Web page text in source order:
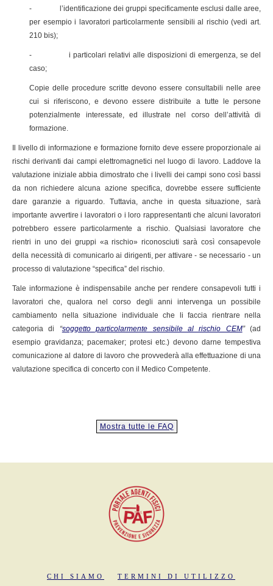
- l’identificazione dei gruppi specificamente esclusi dalle aree,
per esempio i lavoratori particolarmente sensibili al rischio (vedi art.
210 bis);
- i particolari relativi alle disposizioni di emergenza, se del
caso;
Copie delle procedure scritte devono essere consultabili nelle aree
cui si riferiscono, e devono essere distribuite a tutte le persone
potenzialmente interessate, ed illustrate nel corso dell’attività di
formazione.
Il livello di informazione e formazione fornito deve essere proporzionale ai
rischi derivanti dai campi elettromagnetici nel luogo di lavoro. Laddove la
valutazione iniziale abbia dimostrato che i livelli dei campi sono così bassi
da non richiedere alcuna azione specifica, dovrebbe essere sufficiente
dare garanzie a riguardo. Tuttavia, anche in questa situazione, sarà
importante avvertire i lavoratori o i loro rappresentanti che alcuni lavoratori
potrebbero essere particolarmente a rischio. Qualsiasi lavoratore che
rientri in uno dei gruppi «a rischio» riconosciuti sarà così consapevole
della necessità di comunicarlo ai dirigenti, per attivare - se necessario - un
processo di valutazione “specifica” del rischio.
Tale informazione è indispensabile anche per rendere consapevoli tutti i
lavoratori che, qualora nel corso degli anni intervenga un possibile
cambiamento nella situazione individuale che li faccia rientrare nella
categoria di “soggetto particolarmente sensibile al rischio CEM” (ad
esempio gravidanza; pacemaker; protesi etc.) devono darne tempestiva
comunicazione al datore di lavoro che provvederà alla effettuazione di una
valutazione specifica di concerto con il Medico Competente.
Mostra tutte le FAQ
CHI SIAMO TERMINI DI UTILIZZO